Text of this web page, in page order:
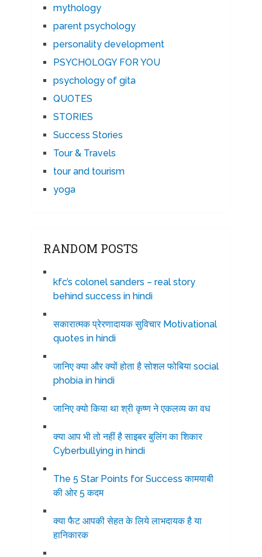
mythology
parent psychology
personality development
PSYCHOLOGY FOR YOU
psychology of gita
QUOTES
STORIES
Success Stories
Tour & Travels
tour and tourism
yoga
RANDOM POSTS
kfc’s colonel sanders – real story
behind success in hindi
सकारात्मक प्रेरणादायक सुविचार Motivational
quotes in hindi
जानिए क्या और क्यों होता है सोशल फोबिया social
phobia in hindi
जानिए क्यो किया था श्री कृष्ण ने एकलव्य का वध
क्या आप भी तो नहीं है साइबर बुलिंग का शिकार
Cyberbullying in hindi
The 5 Star Points for Success कामयाबी
की ओर 5 कदम
क्या फैट आपकी सेहत के लिये लाभदायक है या
हानिकारक